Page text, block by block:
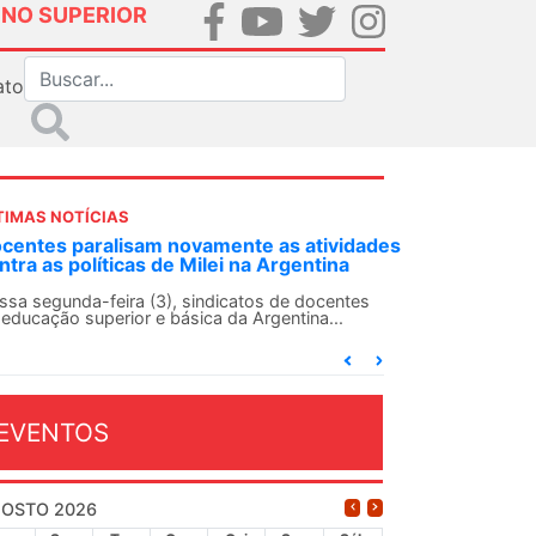
SUPERIOR
NOTÍCIAS
ANDES-SN convoca docentes para Dia de
Solidariedade Internacionalista com Cuba em
13 de agosto
O ANDES-SN conclama suas seções sindicais e o
2026